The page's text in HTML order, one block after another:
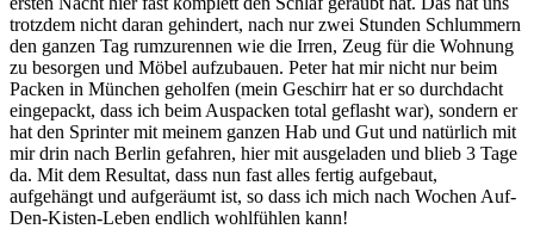
trotzdem nicht daran gehindert, nach nur zwei Stunden Schlummern
den ganzen Tag rumzurennen wie die Irren, Zeug für die Wohnung
zu besorgen und Möbel aufzubauen. Peter hat mir nicht nur beim
Packen in München geholfen (mein Geschirr hat er so durchdacht
eingepackt, dass ich beim Auspacken total geflasht war), sondern er
hat den Sprinter mit meinem ganzen Hab und Gut und natürlich mit
mir drin nach Berlin gefahren, hier mit ausgeladen und blieb 3 Tage
da. Mit dem Resultat, dass nun fast alles fertig aufgebaut,
aufgehängt und aufgeräumt ist, so dass ich mich nach Wochen Auf-
Den-Kisten-Leben endlich wohlfühlen kann!